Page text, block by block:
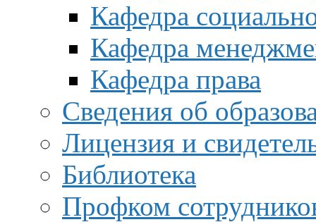
Кафедра
Кафедра
Кафедра права
Сведения об
Лицензия и
Библиотека
Профком